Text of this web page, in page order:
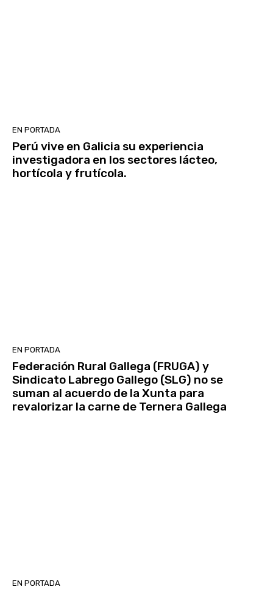
EN PORTADA
Perú vive en Galicia su experiencia
investigadora en los sectores lácteo,
hortícola y frutícola.
EN PORTADA
Federación Rural Gallega (FRUGA) y
Sindicato Labrego Gallego (SLG) no se
suman al acuerdo de la Xunta para
revalorizar la carne de Ternera Gallega
EN PORTADA